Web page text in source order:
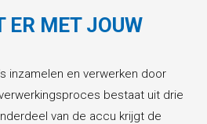
ER MET JOUW
inzamelen en verwerken door
bestaat uit drie
van de accu krijgt de